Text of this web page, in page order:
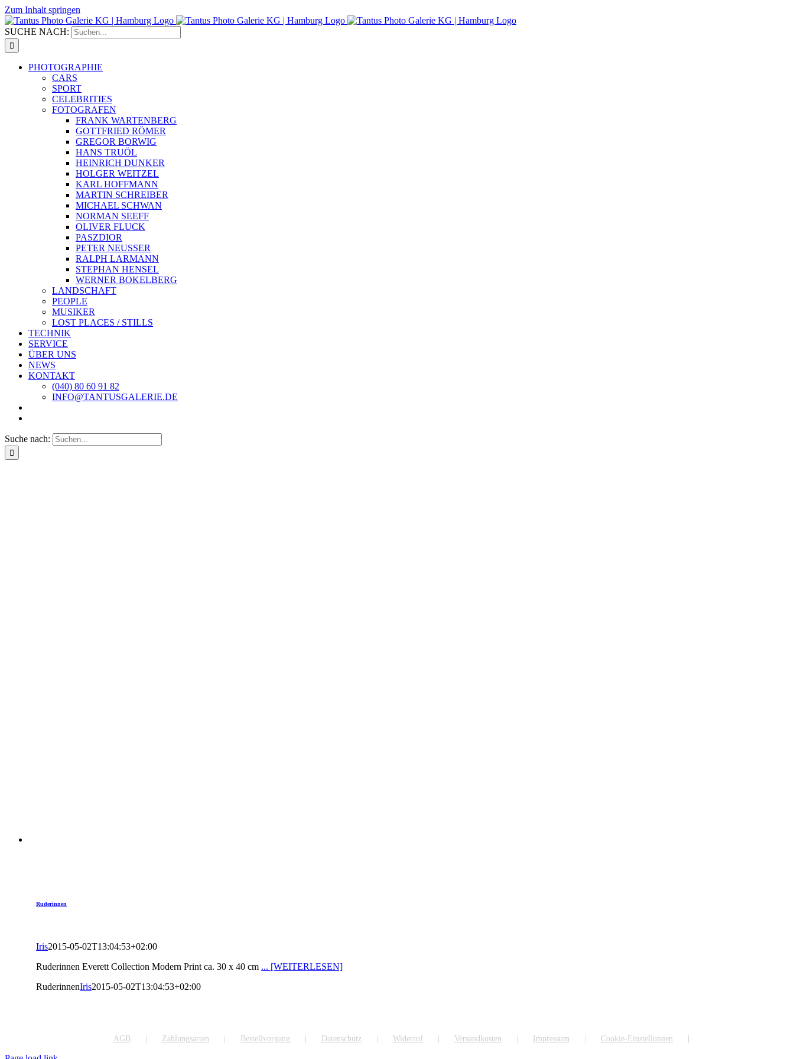
Zum Inhalt springen
SUCHE NACH:
PHOTOGRAPHIE
CARS
SPORT
CELEBRITIES
FOTOGRAFEN
FRANK WARTENBERG
GOTTFRIED RÖMER
GREGOR BORWIG
HANS TRUÖL
HEINRICH DUNKER
HOLGER WEITZEL
KARL HOFFMANN
MARTIN SCHREIBER
MICHAEL SCHWAN
NORMAN SEEFF
OLIVER FLUCK
PASZDIOR
PETER NEUSSER
RALPH LARMANN
STEPHAN HENSEL
WERNER BOKELBERG
LANDSCHAFT
PEOPLE
MUSIKER
LOST PLACES / STILLS
TECHNIK
SERVICE
ÜBER UNS
NEWS
KONTAKT
(040) 80 60 91 82
INFO@TANTUSGALERIE.DE
Suche nach:
Ruderinnen
Iris2015-05-02T13:04:53+02:00
Ruderinnen Everett Collection Modern Print ca. 30 x 40 cm ... [WEITERLESEN]
RuderinnenIris2015-05-02T13:04:53+02:00
AGB Zahlungsarten Bestellvorgang Datenschutz Widerruf Versandkosten Impressum Cookie-Einstellungen